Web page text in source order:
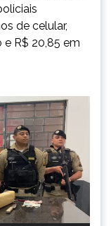
de celular,
R$ 20,85 em